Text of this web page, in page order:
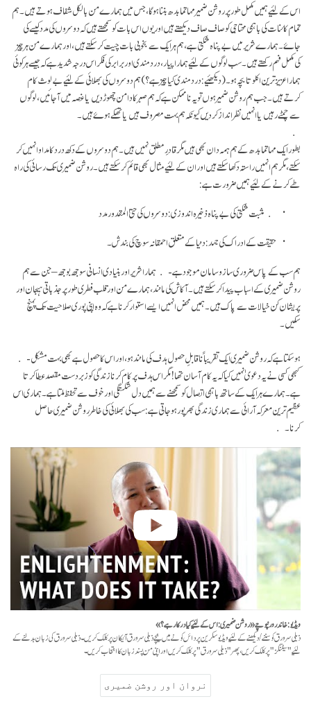
اس کے لئیے ہمیں مکمل طور پر روشن ضمیر مہاتما بدھ بننا ہو گا، جس میں ہمارے من بالکل شفاف ہوتے ہیں۔ ہم
تمام کائنات کی باہمی محتاجی کو صاف صاف دیکھتے ہیں اور یوں اس بات کو سمجھتے ہیں کہ دوسروں کی مدد کیسے کی
جاۓ۔ ہمارے شریر میں بے پناہ شکتی ہے، ہم ہر ایک سے بخوبی بات چیت کر سکتے ہیں، اور ہمارے من ہر چیز
کی مکمل فہم رکھتے ہیں۔ سب لوگوں کے لئیے ہمارا پیار، درد مندی اور برابر کی فکر اس درجہ شدید ہے کہ جیسے ہر کوئی
ہمارا عزیز ترین اکلوتا بچہ ہو۔ (دیکھئیے: درد مندی کیا چیز ہے؟) ہم دوسروں کی بھلائی کے لئیے بے لوث کام
کرتے ہیں۔ جب ہم روشن ضمیر ہوں تو یہ ناممکن ہے کہ ہم صبر کا دامن چھوڑ دیں یا غصہ میں آجائیں، لوگوں
سے چمٹے رہیں یا انہیں نظر انداز کر دیں کیونکہ ہم بہت مصروف ہیں یا تھکے ہوۓ ہیں۔
بطور ایک مہاتما بدھ کے ہم ہمہ دان بھی ہیں مگر قادرِمطلق نہیں ہیں۔ ہم دوسروں کے دکھ درد کا مداوا نہیں کر
سکتے، مگر ہم انہیں راستہ دکھا سکتے ہیں اور ان کے لئیے مثال بھی قائم کر سکتے ہیں۔ روشن ضمیری تک رسائی کی راہ
طے کرنے کے لئیے ہمیں ضرورت ہے:
مثبت شکتی کی بے پناہ ذخیرہ اندوزی: دوسروں کی حتیٰ المقدور مدد
حقیقت کے ادراک کی جہد: دنیا کے متعلق احمقانہ سوچ کی بندش۔
ہم سب کے پاس ضروری ساز و سامان موجود ہے - ہمارا شریر اور بنیادی انسانی سوجھ بوجھ – جن سے ہم
روشن ضمیری کے اسباب پیدا کر سکتے ہیں۔ آکاش کی مانند، ہمارے من اور قلب فطری طور پر جذباتی ہیجان اور
پریشان کن خیالات سے پاک ہیں۔ ہمیں محض انہیں ایسے استوار کرنا ہے کہ وہ اپنی پوری صلاحیت تک پہنچ
سکیں۔
ہو سکتا ہے کہ روشن ضمیری ایک تقریباً نا قابلِ حصول ہدف کی مانند ہو، اور اس کا حصول ہے بھی بہت مشکل -
کبھی کسی نے یہ دعویٰ نہیں کیا کہ یہ کام آسان تھا! مگر اس ہدف پر کام کرنا زندگی کو زبردست مقصد عطا کرتا
ہے۔ ہمارے ہر ایک کے ساتھ باہمی اتصال کو سمجھنے سے ہمیں دل شکستگی اور خوف سے تحفظ ملتا ہے۔ ہماری اس
عظیم ترین معرکہ آرائی سے ہماری زندگی بھر پور ہو جاتی ہے: سب کی بھلائی کی خاطر روشن ضمیری حاصل
کرنا۔
ویڈیو: خاندرو رنپوچے ـ «روشن ضمیری: اس کے لئیے کیا درکار ہے؟»
ذیلی سرورق کو سننے/دیکھنے کے لئیے ویڈیو سکرین پر دائں کونے میں نیچے ذیلی سرورق آئیکان پر کلک کریں۔ ذیلی سرورق کی زبان بدلنے کے
لئیے "سیٹنگز" پر کلک کریں، پھر "ذیلی سرورق" پر کلک کریں اور اپنی من پسند زبان کا انتخاب کریں۔
نروان اور روشن ضمیری